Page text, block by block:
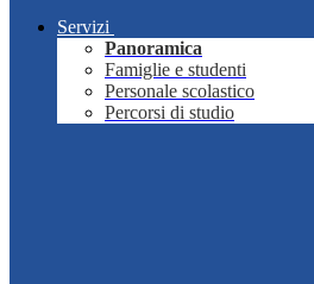
Servizi
Panoramica
Famiglie e studenti
Personale scolastico
Percorsi di studio